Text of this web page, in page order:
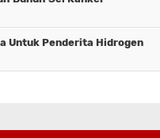
Untuk Penderita Hidrogen